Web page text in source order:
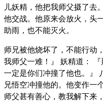
儿妖精，他把我师父摄了去
他交战。他原来会放火，头
助雨，也不能灭火。
师兄被他烧坏了，不能行动
我师父一难！』 妖精道：
一定是你们冲撞了他也。』
兄悟空冲撞他的。他变作一
师父甚有善心，教我解下来